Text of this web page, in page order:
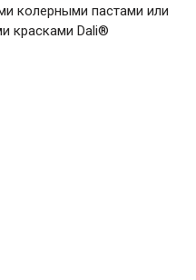
колерными пастами или
красками Dali®